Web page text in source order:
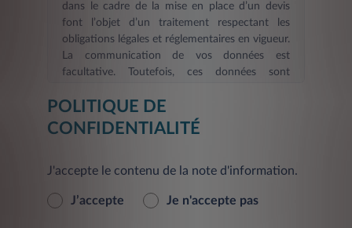
dans le cadre de la mise en place d’un devis
font l’objet d’un traitement respectant les
obligations légales et réglementaires en vigueur.
La communication de vos données est
facultative. Toutefois, ces données sont
d’information et/ou de devis en ligne. La durée
de validité des informations fournies est de six
demande d’information et/ou constituer votre
signalées par un astérisque. En l’absence de ces
POLITIQUE DE
CONFIDENTIALITÉ
J'accepte le contenu de la note d'information.
J’accepte Je n'accepte pas